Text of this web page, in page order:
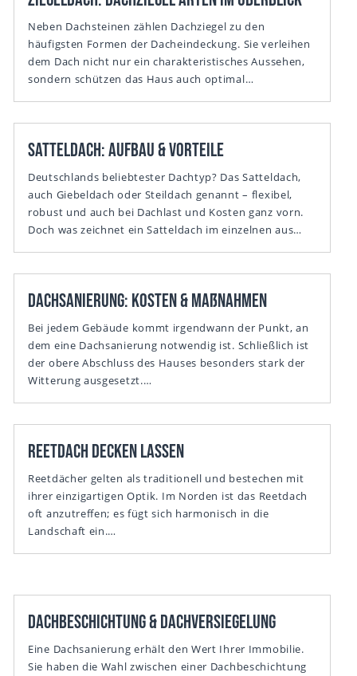
Neben Dachsteinen zählen Dachziegel zu den
häufigsten Formen der Dacheindeckung. Sie verleihen
dem Dach nicht nur ein charakteristisches Aussehen,
sondern schützen das Haus auch optimal…
Satteldach: Aufbau & Vorteile
Deutschlands beliebtester Dachtyp? Das Satteldach,
auch Giebeldach oder Steildach genannt – flexibel,
robust und auch bei Dachlast und Kosten ganz vorn.
Doch was zeichnet ein Satteldach im einzelnen aus…
Dachsanierung: Kosten & Maßnahmen
Bei jedem Gebäude kommt irgendwann der Punkt, an
dem eine Dachsanierung notwendig ist. Schließlich ist
der obere Abschluss des Hauses besonders stark der
Witterung ausgesetzt.…
Reetdach decken lassen
Reetdächer gelten als traditionell und bestechen mit
ihrer einzigartigen Optik. Im Norden ist das Reetdach
oft anzutreffen; es fügt sich harmonisch in die
Landschaft ein.…
Dachbeschichtung & Dachversiegelung
Eine Dachsanierung erhält den Wert Ihrer Immobilie.
Sie haben die Wahl zwischen einer Dachbeschichtung